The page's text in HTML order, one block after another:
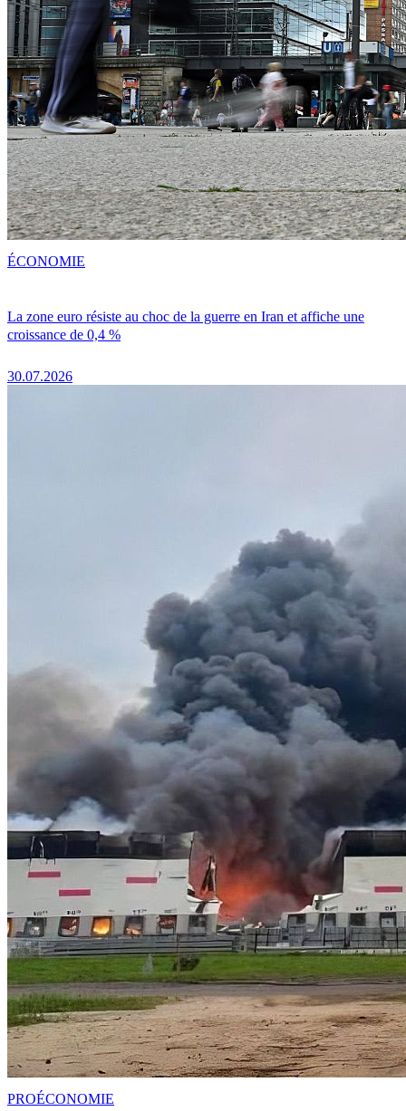
La zone euro résiste au choc de la guerre en Iran et affiche une
croissance de 0,4 %
30.07.2026
ÉCONOMIE
PROÉCONOMIE